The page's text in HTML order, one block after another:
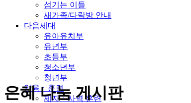
섬기는 이들
새가족/다락방 안내
다음세대
유아유치부
유년부
초등부
청소년부
청년부
양육ㆍ훈련
제자ㆍ사역 훈련
은혜 나눔 게시판